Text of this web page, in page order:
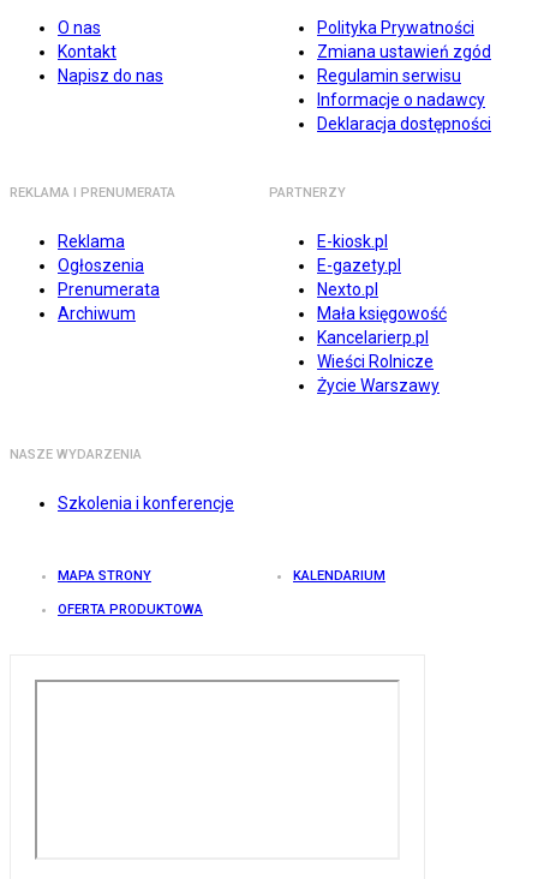
O nas
Kontakt
Napisz do nas
Polityka Prywatności
Zmiana ustawień zgód
Regulamin serwisu
Informacje o nadawcy
Deklaracja dostępności
REKLAMA I PRENUMERATA
Reklama
Ogłoszenia
Prenumerata
Archiwum
PARTNERZY
E-kiosk.pl
E-gazety.pl
Nexto.pl
Mała księgowość
Kancelarierp.pl
Wieści Rolnicze
Życie Warszawy
NASZE WYDARZENIA
Szkolenia i konferencje
MAPA STRONY KALENDARIUM
OFERTA PRODUKTOWA